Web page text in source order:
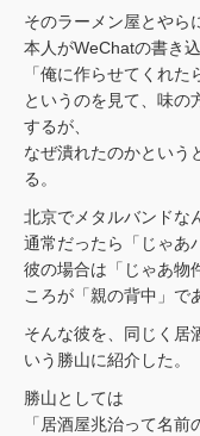
そのラーメン屋とやら
本人がWeChatの書き
「俺に作らせてくれた
というのを見て、味の
するが、
なぜ潰れたのかという
る。
北京でメタルバンドな
通常だったら「じゃあ
彼の場合は「じゃあ物
ころが「親の背中」で
そんな彼を、同じく居
いう勝山に紹介した。
勝山としては
「居酒屋兆治って名